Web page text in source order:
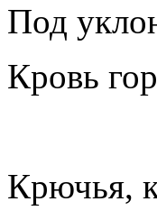
Под
Кровь
Крючья,